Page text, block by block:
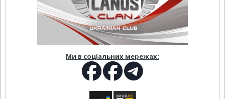
Ми в соціальних мережах: